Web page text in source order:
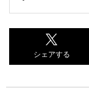
シェアする